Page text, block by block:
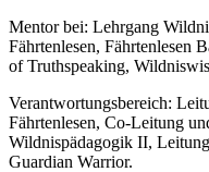
Mentor bei: Lehrgang
Fährtenlesen, Fährtenlesen
of Truthspeaking,
Verantwortungsbereich:
Fährtenlesen, Co-Leitung
Wildnispädagogik II,
Guardian Warrior.